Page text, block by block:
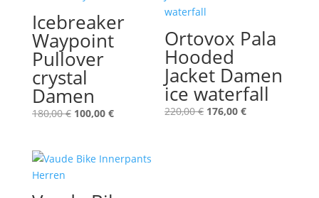
Icebreaker
Waypoint
Pullover
crystal
Damen
180,00€ Ursprünglicher
180,00 €
100,00 €Aktueller
100,00 €.
Ortovox Pala
Hooded
Jacket Damen
ice waterfall
220,00€ Ursprünglicher
176,00€Aktueller